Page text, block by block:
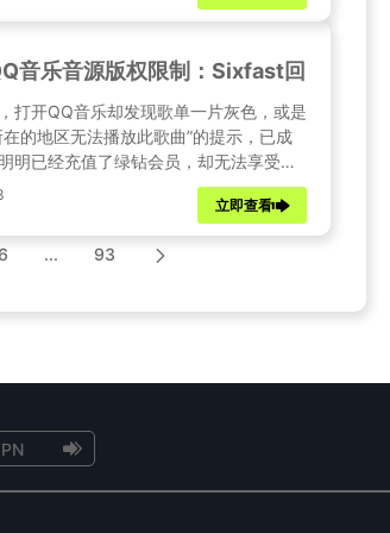
音乐音源版权限制：Sixfast回国影音加
打开QQ音乐却发现歌单一片灰色，或是
的地区无法播放此歌曲”的提示，已成
明已经充值了绿钻会员，却无法享受完
实让人沮丧。本文将深入剖析QQ音乐海
详细介绍如何通过Sixfast回国影音加速
华人重新找回耳机里的家乡旋律。
立即查看
6 ... 93